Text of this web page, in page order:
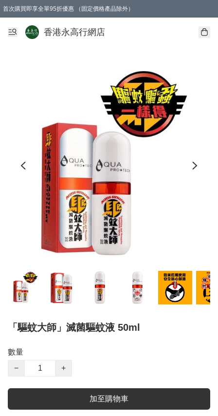
首次購買即享全單95折優惠 （固定價格產品除外）
澳門地區購物滿$800免運費
香港地區購物滿$600免運費
購買滿HK$1000即可免費獲得一個GEARLEX Small Ear Carabiner 2.0 扣環（贈品
香港永高行網店
「驅蚊大師」滅菌驅蚊液 50ml
數量
−
+
加至購物車